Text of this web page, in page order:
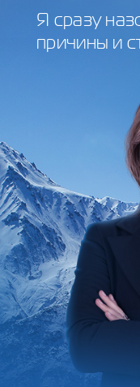
Я сразу
причины и